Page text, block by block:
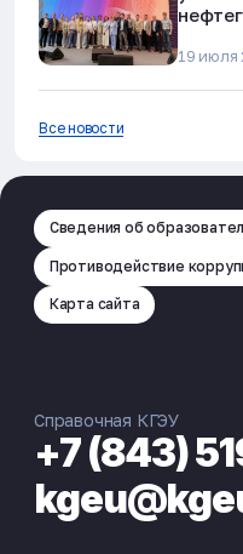
19 июля
Все новости
Сведения об
Противодействие
Карта сайта
Справочная КГЭУ
+7 (843)